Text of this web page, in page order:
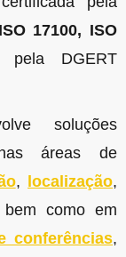
ISO 17100, ISO
DGERT
soluções
áreas de
, localização,
como em
conferências,